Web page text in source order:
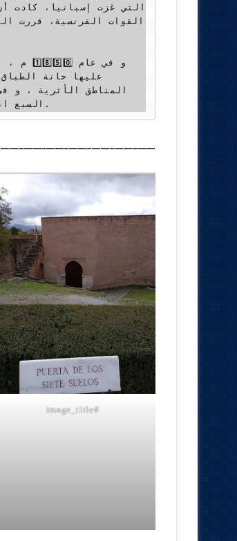
السبع اعتماداً على الدراسات و الرسوم القديمة قبل تحطم بعض أجزائه.
#image_title